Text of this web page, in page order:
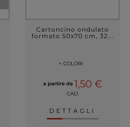
Cartoncino ondulato
formato 50x70 cm, 32...
+ COLORI
a partire da 1,50 €
CAD.
DETTAGLI